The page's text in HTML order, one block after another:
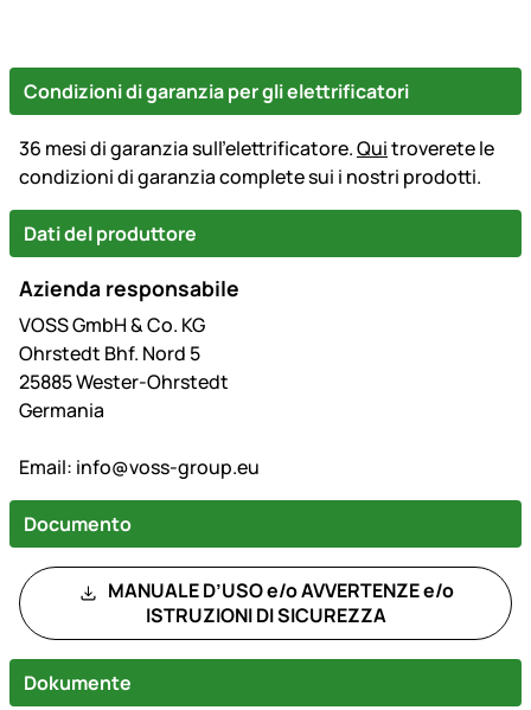
Condizioni di garanzia per gli elettrificatori
36 mesi di garanzia sull'elettrificatore.Quitroverete le
condizioni di garanzia complete sui i nostri prodotti.
Dati del produttore
Azienda responsabile
VOSS GmbH & Co. KG
Ohrstedt Bhf. Nord 5
25885 Wester-Ohrstedt
Germania
Email: info@voss-group.eu
Documento
MANUALE D’USO e/o AVVERTENZE e/o
ISTRUZIONI DI SICUREZZA
Dokumente